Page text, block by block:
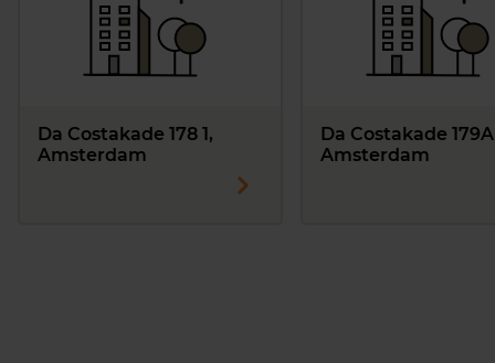
Da Costakade 178 1,
Amsterdam
Da Costakade
Amsterdam